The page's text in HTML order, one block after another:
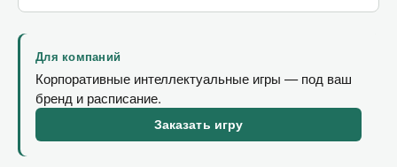
Для компаний
Корпоративные интеллектуальные игры — под ваш
бренд и расписание.
Заказать игру